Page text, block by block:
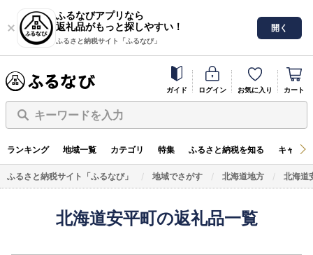
ふるなびアプリなら
返礼品がもっと探しやすい！
ふるさと納税サイト「ふるなび」
開く
ガイド ログイン お気に入り カート
キーワードを入力
ランキング 地域一覧 カテゴリ 特集 ふるさと納税を知る キャン
ふるさと納税サイト「ふるなび」 地域でさがす 北海道地方 北海道
北海道安平町の返礼品一覧